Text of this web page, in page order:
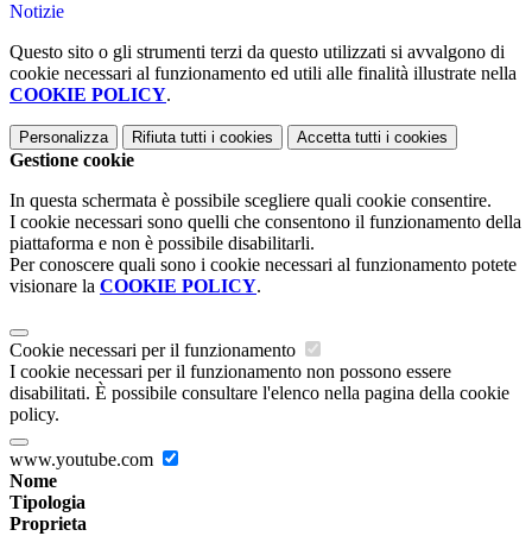
Notizie
Questo sito o gli strumenti terzi da questo utilizzati si avvalgono di
cookie necessari al funzionamento ed utili alle finalità illustrate nella
COOKIE POLICY.
Personalizza Rifiuta tutti i cookies Accetta tutti i cookies
Gestione cookie
In questa schermata è possibile scegliere quali cookie consentire.
I cookie necessari sono quelli che consentono il funzionamento della
piattaforma e non è possibile disabilitarli.
Per conoscere quali sono i cookie necessari al funzionamento potete
visionare la COOKIE POLICY.
Cookie necessari per il funzionamento
I cookie necessari per il funzionamento non possono essere
disabilitati. È possibile consultare l'elenco nella pagina della cookie
policy.
www.youtube.com
Nome
Tipologia
Proprieta